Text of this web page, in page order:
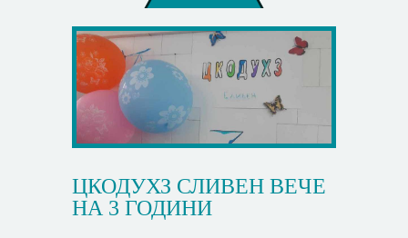
ЦКОДУХЗ СЛИВЕН ВЕЧЕ
НА 3 ГОДИНИ